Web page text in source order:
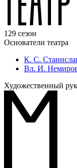
129 сезон
Основатели театра
К. С.
Вл. И.
Художественный